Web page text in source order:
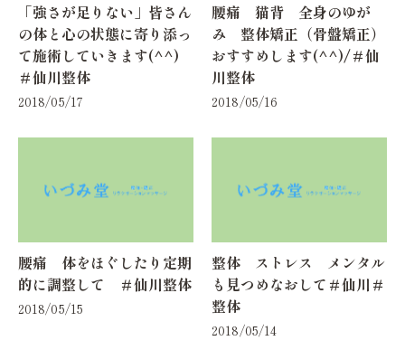
「強さが足りない」皆さん
の体と心の状態に寄り添っ
て施術していきます(^^)
＃仙川整体
2018/05/17
腰痛 猫背 全身のゆが
み 整体矯正（骨盤矯正）
おすすめします(^^)/＃仙
川整体
2018/05/16
腰痛 体をほぐしたり定期
的に調整して ＃仙川整体
2018/05/15
整体 ストレス メンタル
も見つめなおして＃仙川＃
整体
2018/05/14